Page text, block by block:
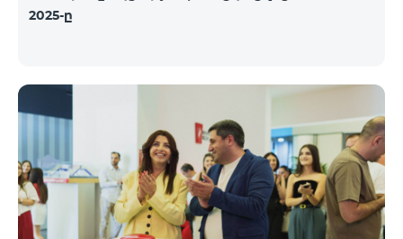
2025-ը